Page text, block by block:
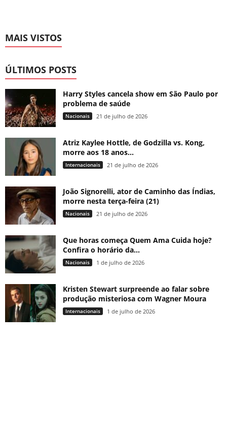
MAIS VISTOS
ÚLTIMOS POSTS
Harry Styles cancela show em São Paulo por
problema de saúde
Nacionais 21 de julho de 2026
Atriz Kaylee Hottle, de Godzilla vs. Kong,
morre aos 18 anos...
Internacionais 21 de julho de 2026
João Signorelli, ator de Caminho das Índias,
morre nesta terça-feira (21)
Nacionais 21 de julho de 2026
Que horas começa Quem Ama Cuida hoje?
Confira o horário da...
Nacionais 1 de julho de 2026
Kristen Stewart surpreende ao falar sobre
produção misteriosa com Wagner Moura
Internacionais 1 de julho de 2026